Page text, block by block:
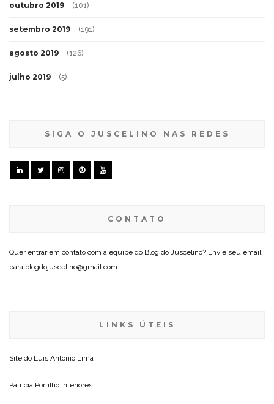
outubro 2019 (101)
setembro 2019 (191)
agosto 2019 (126)
julho 2019 (5)
SIGA O JUSCELINO NAS REDES
CONTATO
Quer entrar em contato com a equipe do Blog do Juscelino? Envie seu email
para blogdojuscelino@gmail.com
LINKS ÚTEIS
Site do Luis Antonio Lima
Patricia Portilho Interiores